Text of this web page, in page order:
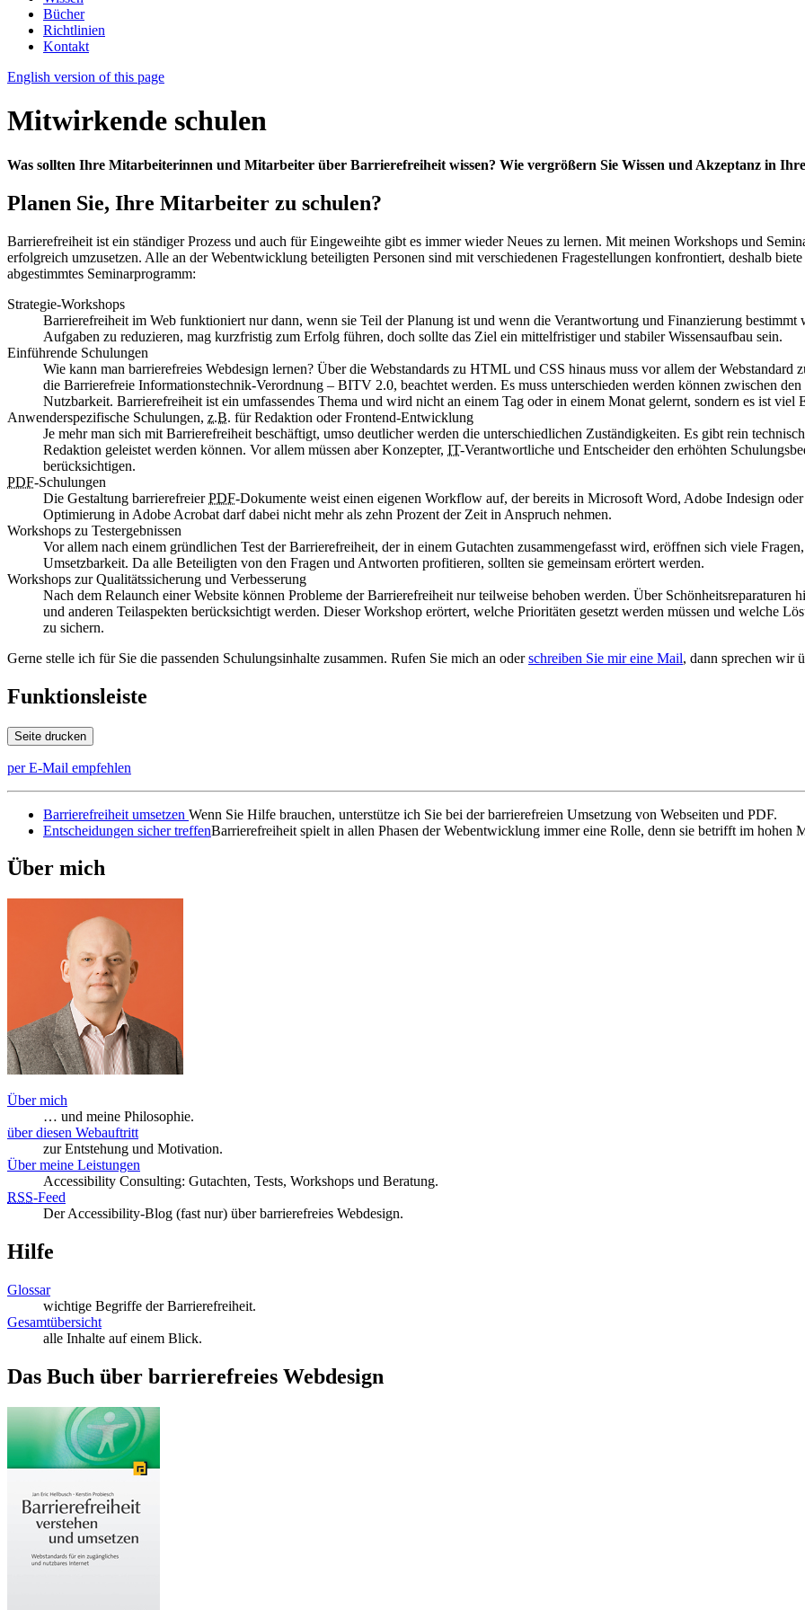
Bücher
Richtlinien
Kontakt
English version of this page
Mitwirkende schulen
Was sollten Ihre Mitarbeiterinnen und Mitarbeiter über Barrierefreiheit wissen? Wie vergrößern Sie Wissen und Akzeptanz in
Planen Sie, Ihre Mitarbeiter zu schulen?
Barrierefreiheit ist ein ständiger Prozess und auch für Eingeweihte gibt es immer wieder Neues zu lernen. Mit meinen Workshops und
erfolgreich umzusetzen. Alle an der Webentwicklung beteiligten Personen sind mit verschiedenen Fragestellungen konfrontiert, deshalb
abgestimmtes Seminarprogramm:
Strategie-Workshops
Barrierefreiheit im Web funktioniert nur dann, wenn sie Teil der Planung ist und wenn die Verantwortung und Finanzierung
Aufgaben zu reduzieren, mag kurzfristig zum Erfolg führen, doch sollte das Ziel ein mittelfristiger und stabiler Wissensaufbau sein.
Einführende Schulungen
Wie kann man barrierefreies Webdesign lernen? Über die Webstandards zu HTML und CSS hinaus muss vor allem der Webstandard
die Barrierefreie Informationstechnik-Verordnung – BITV 2.0, beachtet werden. Es muss unterschieden werden können zwischen
Nutzbarkeit. Barrierefreiheit ist ein umfassendes Thema und wird nicht an einem Tag oder in einem Monat gelernt, sondern es ist
Anwenderspezifische Schulungen, z.B. für Redaktion oder Frontend-Entwicklung
Je mehr man sich mit Barrierefreiheit beschäftigt, umso deutlicher werden die unterschiedlichen Zuständigkeiten. Es gibt rein
Redaktion geleistet werden können. Vor allem müssen aber Konzepter, IT-Verantwortliche und Entscheider den erhöhten
berücksichtigen.
PDF-Schulungen
Die Gestaltung barrierefreierPDF-Dokumente weist einen eigenen Workflow auf, der bereits in Microsoft Word, Adobe Indesign
Optimierung in Adobe Acrobat darf dabei nicht mehr als zehn Prozent der Zeit in Anspruch nehmen.
Workshops zu Testergebnissen
Vor allem nach einem gründlichen Test der Barrierefreiheit, der in einem Gutachten zusammengefasst wird, eröffnen sich viele
Umsetzbarkeit. Da alle Beteiligten von den Fragen und Antworten profitieren, sollten sie gemeinsam erörtert werden.
Workshops zur Qualitätssicherung und Verbesserung
Nach dem Relaunch einer Website können Probleme der Barrierefreiheit nur teilweise behoben werden. Über Schönheitsreparaturen
und anderen Teilaspekten berücksichtigt werden. Dieser Workshop erörtert, welche Prioritäten gesetzt werden müssen und welche
zu sichern.
Gerne stelle ich für Sie die passenden Schulungsinhalte zusammen. Rufen Sie mich an oderschreiben Sie mir eine Mail, dann sprechen wir
Funktionsleiste
Seite drucken
per E-Mail empfehlen
Barrierefreiheit umsetzen Wenn Sie Hilfe brauchen, unterstütze ich Sie bei der barrierefreien Umsetzung von Webseiten und PDF.
Entscheidungen sicher treffenBarrierefreiheit spielt in allen Phasen der Webentwicklung immer eine Rolle, denn sie betrifft im hohen
Über mich
Über mich
… und meine Philosophie.
über diesen Webauftritt
zur Entstehung und Motivation.
Über meine Leistungen
Accessibility Consulting: Gutachten, Tests, Workshops und Beratung.
RSS-Feed
Der Accessibility-Blog (fast nur) über barrierefreies Webdesign.
Hilfe
Glossar
wichtige Begriffe der Barrierefreiheit.
Gesamtübersicht
alle Inhalte auf einem Blick.
Das Buch über barrierefreies Webdesign